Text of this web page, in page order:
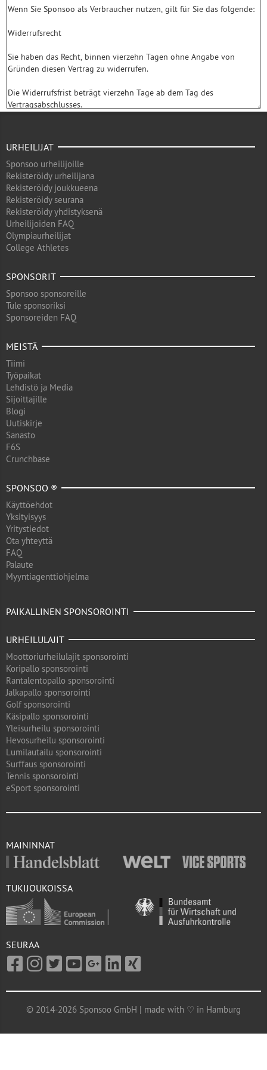
URHEILIJAT
Sponsoo urheilijoille
Rekisteröidy urheilijana
Rekisteröidy joukkueena
Rekisteröidy seurana
Rekisteröidy yhdistyksenä
Urheilijoiden FAQ
Olympiaurheilijat
College Athletes
SPONSORIT
Sponsoo sponsoreille
Tule sponsoriksi
Sponsoreiden FAQ
MEISTÄ
Tiimi
Työpaikat
Lehdistö ja Media
Sijoittajille
Blogi
Uutiskirje
Sanasto
F6S
Crunchbase
SPONSOO ®
Käyttöehdot
Yksityisyys
Yritystiedot
Ota yhteyttä
FAQ
Palaute
Myyntiagenttiohjelma
PAIKALLINEN SPONSOROINTI
URHEILULAJIT
Moottoriurheilulajit sponsorointi
Koripallo sponsorointi
Rantalentopallo sponsorointi
Jalkapallo sponsorointi
Golf sponsorointi
Käsipallo sponsorointi
Yleisurheilu sponsorointi
Hevosurheilu sponsorointi
Lumilautailu sponsorointi
Surffaus sponsorointi
Tennis sponsorointi
eSport sponsorointi
MAININNAT
TUKIJOUKOISSA
SEURAA
© 2014-2026 Sponsoo GmbH | made with ♡ in Hamburg